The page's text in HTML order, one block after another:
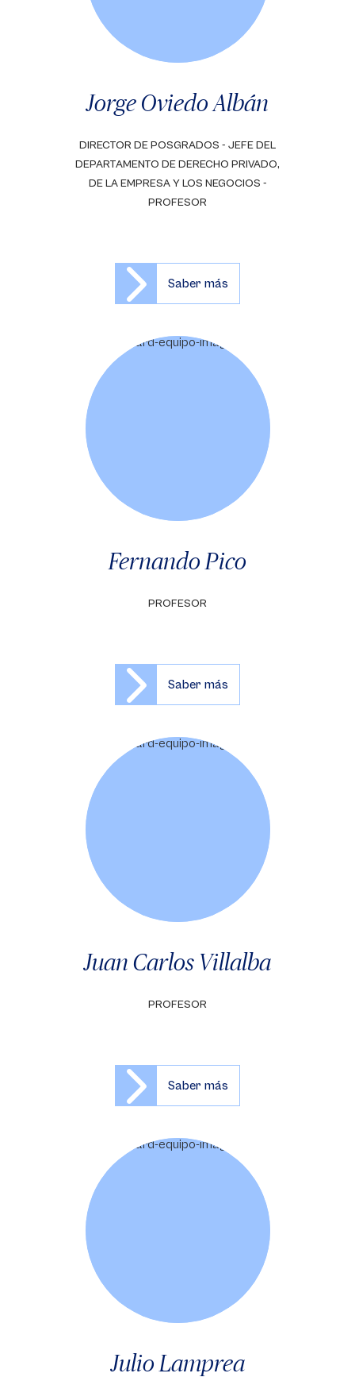
Jorge Oviedo Albán
DIRECTOR DE POSGRADOS - JEFE DEL
DEPARTAMENTO DE DERECHO PRIVADO,
DE LA EMPRESA Y LOS NEGOCIOS -
PROFESOR
Saber más
Fernando Pico
PROFESOR
Saber más
Juan Carlos Villalba
PROFESOR
Saber más
Julio Lamprea